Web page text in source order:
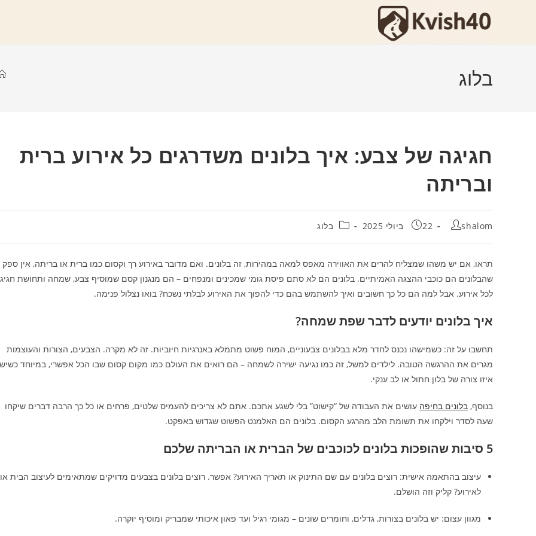
בלוג
חגיגה של צבע: איך בלונים משדרגים כל אירוע ברית
ובריתה
מחבר:
shalom פורסם: 22 ביולי 2025 קטגוריה:
בלוג
תראו, אם יש משהו שמצליח להרים את האווירה מאפס למאה במהירות, זה בלונים. ואם מדובר באירוע רך וקסום כמו ברית או בריתה, אין ספק
שהבלונים הם כוכבי ההצגה האמיתיים. בלונים הם לא סתם פיסת גומי שמכינים ומנפחים – הם מנגנון קסם שמוסיף צבע, שמחה ותחושת
לכל אירוע. אבל למה הם כל כך חשובים ואיך להשתמש בהם כדי להפוך את האירוע לבלתי נשכח? בואו נצלול פנימה.
איך בלונים יודעים לדבר שפת שמחה?
תחשבו על זה: כשמישהו נכנס לחדר מלא בבלונים צבעוניים, המוח פשוט מתמלא באנרגיות חיוביות. זה לא מקרה. הצבעים, הצורות והעוצמות
מגרים את ההרגשה הטובה. לילדים למשל, זה כמו נגיעה ישירה לשמחה – הם רואים את העולם כמו מקום קסום שבו הכל אפשרי, במיוחד כשיש
איזו צורה של בלון חתול או לב ענקי.
בנוסף, בלונים בחיפה עושים את העבודה של “קישוט” בלי לשגע אתכם. אתם לא צריכים להעמיס שלטים, פרחים או כל כך הרבה דברים שיקחו
שעה לסדר וילקחו את תשומת הלב מהרגע הקסום. בלונים הם האלמנט הפשוט שגדוש באפקט.
5 סיבות שהופכות בלונים לכוכבים של הברית או הבריתה שלכם
עיצוב בהתאמה אישית: רוצים בלונים עם שם התינוק או תאריך האירוע? אפשר. רוצים בלונים בצבעים מדויקים שמתאימים לעיצוב הבית או
לאירוע? קליק וזה הושלם.
מגוון עצום: יש בלונים בצורות, גדלים, וחומרים שונים – מגומי רגיל ועד פאון איכותי שמבריק ומוסיף יוקרה.